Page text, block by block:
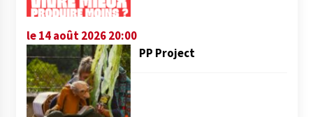
le 14 août 2026 20:00
PP Project